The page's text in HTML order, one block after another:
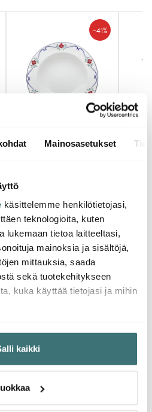
Mainosasetukset
käsittelemme henkilötietojasi,
teknologioita, kuten
lukemaan tietoa laitteeltasi,
mainoksia ja sisältöjä,
mittauksia, saada
sekä tuotekehitykseen
kuka käyttää tietojasi ja mihin
tehdä seuraavia:
sijainnistasi,
metrin tarkkuudella
muodostaminen)
kaikki
Rörstrand
-41%
myös näistä